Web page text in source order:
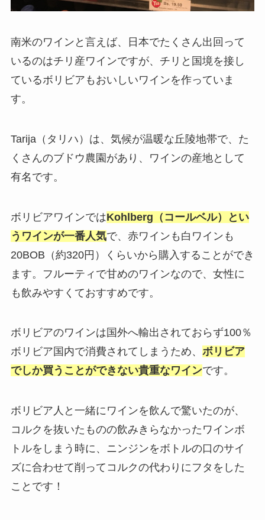
南米のワインと言えば、日本でたくさん出回って
いるのはチリ産ワインですが、チリと国境を接し
ているボリビアもおいしいワインを作っていま
す。
Tarija（タリハ）は、気候が温暖な丘陵地帯で、た
くさんのブドウ農園があり、ワインの産地として
有名です。
ボリビアワインではKohlberg（コールベル）とい
うワインが一番人気で、赤ワインも白ワインも
20BOB（約320円）くらいから購入することができ
ます。フルーティで甘めのワインなので、女性に
も飲みやすくておすすめです。
ボリビアのワインは国外へ輸出されておらず100％
ボリビア国内で消費されてしまうため、 ボリビア
でしか買うことができない貴重なワインです。
ボリビア人と一緒にワインを飲んで驚いたのが、
コルクを抜いたものの飲みきらなかったワインボ
トルをしまう時に、ニンジンをボトルの口のサイ
ズに合わせて削ってコルクの代わりにフタをした
ことです！